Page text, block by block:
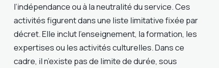
l’indépendance ou à la neutralité du service. Ces
activités figurent dans une liste limitative fixée par
décret. Elle inclut l’enseignement, la formation, les
expertises ou les activités culturelles. Dans ce
cadre, il n’existe pas de limite de durée, sous